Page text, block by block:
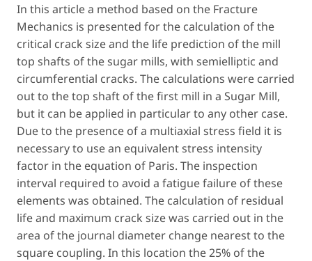
In this article a method based on the Fracture
Mechanics is presented for the calculation of the
critical crack size and the life prediction of the mill
top shafts of the sugar mills, with semielliptic and
circumferential cracks. The calculations were carried
out to the top shaft of the first mill in a Sugar Mill,
but it can be applied in particular to any other case.
Due to the presence of a multiaxial stress field it is
necessary to use an equivalent stress intensity
factor in the equation of Paris. The inspection
interval required to avoid a fatigue failure of these
elements was obtained. The calculation of residual
life and maximum crack size was carried out in the
area of the journal diameter change nearest to the
square coupling. In this location the 25% of the